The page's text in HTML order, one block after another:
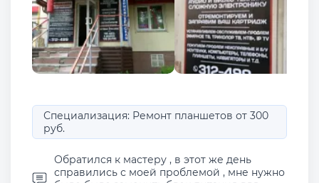
Специализация: Ремонт планшетов от 300
руб.
Обратился к мастеру , в этот же день
справились с моей проблемой , мне нужно